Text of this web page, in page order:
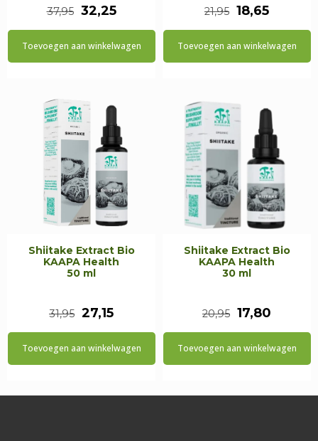
37,95 Oorspronkelijke
prijs
32,25Huidige
prijs
is:
Toevoegen aan winkelwagen
21,95
prijs
18,65Huidige
prijs
Toevoegen aan winkelwagen
Shiitake Extract Bio
KAAPA Health
50 ml
31,95 Oorspronkelijke
prijs
27,15Huidige
prijs
Toevoegen aan winkelwagen
Shiitake Extract Bio
KAAPA Health
30 ml
20,95
prijs
17,80
prijs
is:
Toevoegen aan winkelwagen